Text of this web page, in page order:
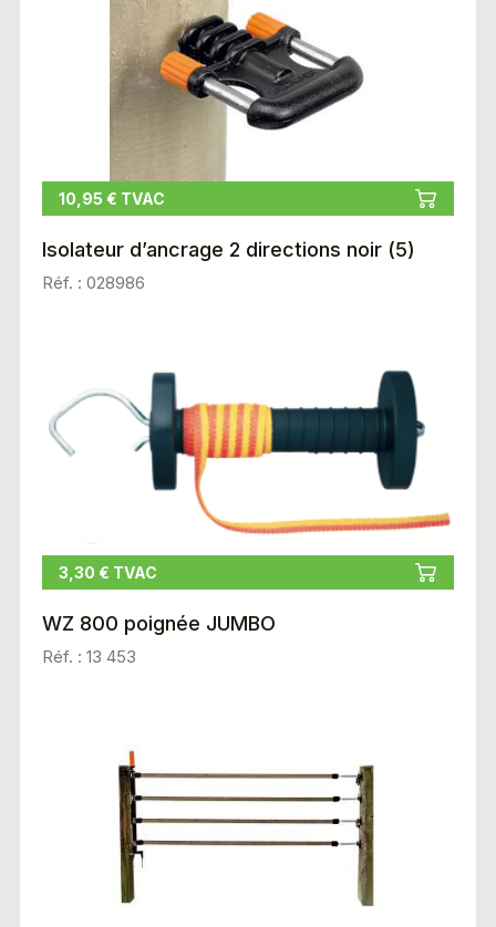
10,95 € TVAC
Isolateur d’ancrage 2 directions noir (5)
Réf. : 028986
3,30 € TVAC
WZ 800 poignée JUMBO
Réf. : 13 453